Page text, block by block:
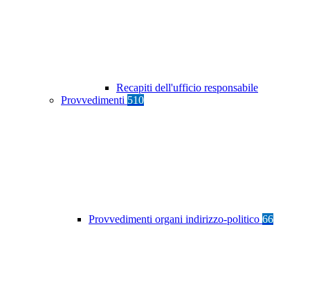
Recapiti dell'ufficio responsabile
Provvedimenti 510
Provvedimenti organi indirizzo-politico 66